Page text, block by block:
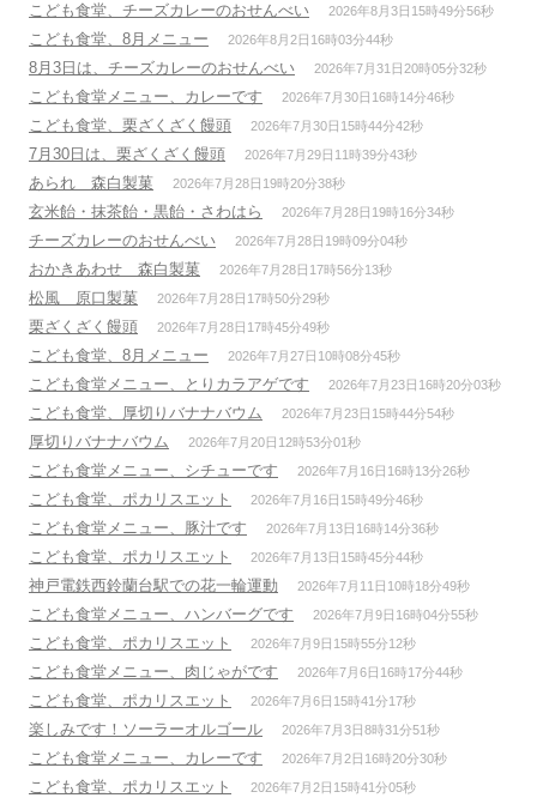
こども食堂、チーズカレーのおせんべい 2026年8月3日15時49分56秒
こども食堂、8月メニュー 2026年8月2日16時03分44秒
8月3日は、チーズカレーのおせんべい 2026年7月31日20時05分32秒
こども食堂メニュー、カレーです 2026年7月30日16時14分46秒
こども食堂、栗ざくざく饅頭 2026年7月30日15時44分42秒
7月30日は、栗ざくざく饅頭 2026年7月29日11時39分43秒
あられ 森白製菓 2026年7月28日19時20分38秒
玄米飴・抹茶飴・黒飴・さわはら 2026年7月28日19時16分34秒
チーズカレーのおせんべい 2026年7月28日19時09分04秒
おかきあわせ 森白製菓 2026年7月28日17時56分13秒
松風 原口製菓 2026年7月28日17時50分29秒
栗ざくざく饅頭 2026年7月28日17時45分49秒
こども食堂、8月メニュー 2026年7月27日10時08分45秒
こども食堂メニュー、とりカラアゲです 2026年7月23日16時20分03秒
こども食堂、厚切りバナナバウム 2026年7月23日15時44分54秒
厚切りバナナバウム 2026年7月20日12時53分01秒
こども食堂メニュー、シチューです 2026年7月16日16時13分26秒
こども食堂、ポカリスエット 2026年7月16日15時49分46秒
こども食堂メニュー、豚汁です 2026年7月13日16時14分36秒
こども食堂、ポカリスエット 2026年7月13日15時45分44秒
神戸電鉄西鈴蘭台駅での花一輪運動 2026年7月11日10時18分49秒
こども食堂メニュー、ハンバーグです 2026年7月9日16時04分55秒
こども食堂、ポカリスエット 2026年7月9日15時55分12秒
こども食堂メニュー、肉じゃがです 2026年7月6日16時17分44秒
こども食堂、ポカリスエット 2026年7月6日15時41分17秒
楽しみです！ソーラーオルゴール 2026年7月3日8時31分51秒
こども食堂メニュー、カレーです 2026年7月2日16時20分30秒
こども食堂、ポカリスエット 2026年7月2日15時41分05秒